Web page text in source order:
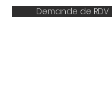
Demande de RDV